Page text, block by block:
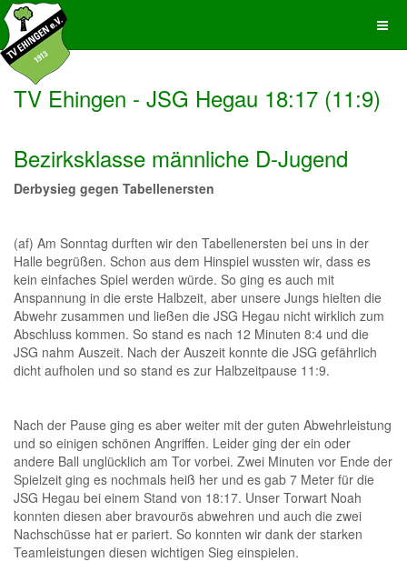
TV Ehingen - JSG Hegau 18:17 (11:9)
Bezirksklasse männliche D-Jugend
Derbysieg gegen Tabellenersten
(af) Am Sonntag durften wir den Tabellenersten bei uns in der
Halle begrüßen. Schon aus dem Hinspiel wussten wir, dass es
kein einfaches Spiel werden würde. So ging es auch mit
Anspannung in die erste Halbzeit, aber unsere Jungs hielten die
Abwehr zusammen und ließen die JSG Hegau nicht wirklich zum
Abschluss kommen. So stand es nach 12 Minuten 8:4 und die
JSG nahm Auszeit. Nach der Auszeit konnte die JSG gefährlich
dicht aufholen und so stand es zur Halbzeitpause 11:9.
Nach der Pause ging es aber weiter mit der guten Abwehrleistung
und so einigen schönen Angriffen. Leider ging der ein oder
andere Ball unglücklich am Tor vorbei. Zwei Minuten vor Ende der
Spielzeit ging es nochmals heiß her und es gab 7 Meter für die
JSG Hegau bei einem Stand von 18:17. Unser Torwart Noah
konnten diesen aber bravourös abwehren und auch die zwei
Nachschüsse hat er pariert. So konnten wir dank der starken
Teamleistungen diesen wichtigen Sieg einspielen.